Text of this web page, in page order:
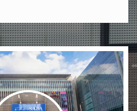
ば
シ
ェ
ア
し